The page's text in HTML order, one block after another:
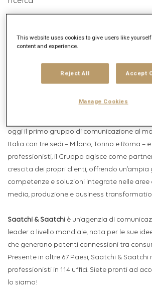
Descrizione posizione lavorativa
Descrizione dell'azienda
oggi il primo gruppo di comunicazione al
Italia con tre sedi – Milano, Torino e Roma –
professionisti, il Gruppo agisce come
crescita dei propri clienti, offrendo
competenze e soluzioni integrate nelle aree
media, produzione e business
Saatchi & Saatchi è un’agenzia di
leader a livello mondiale, nota per le sue
che generano potenti connessioni tra
Presente in oltre 67 Paesi, Saatchi & Saatchi
professionisti in 114 uffici. Siete pronti ad
lo siamo!
This website uses cookies to give users like
content and experience.
Reject All Accept
Manage Cookies